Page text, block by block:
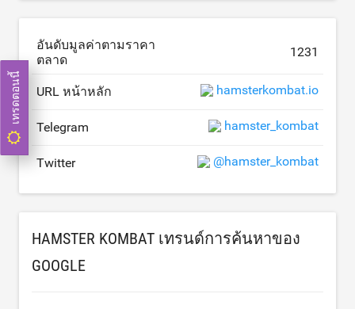
อันดับมูลค่าตามราคา
ตลาด
1231
URL หน้าหลัก hamsterkombat.io
Telegram hamster_kombat
Twitter @hamster_kombat
HAMSTER KOMBAT เทรนด์การค้นหาของ
GOOGLE
เทรดตอนนี้